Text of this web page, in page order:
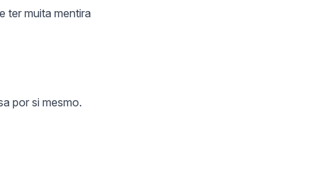
ter muita mentira
por si mesmo.